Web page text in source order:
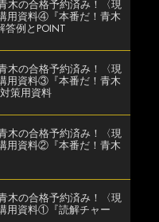
の合格予約済み！〈現
用資料④『本番だ！青木
例とPOINT
の合格予約済み！〈現
用資料③『本番だ！青木
策用資料
の合格予約済み！〈現
用資料②『本番だ！青木
の合格予約済み！〈現
用資料①『読解チャー